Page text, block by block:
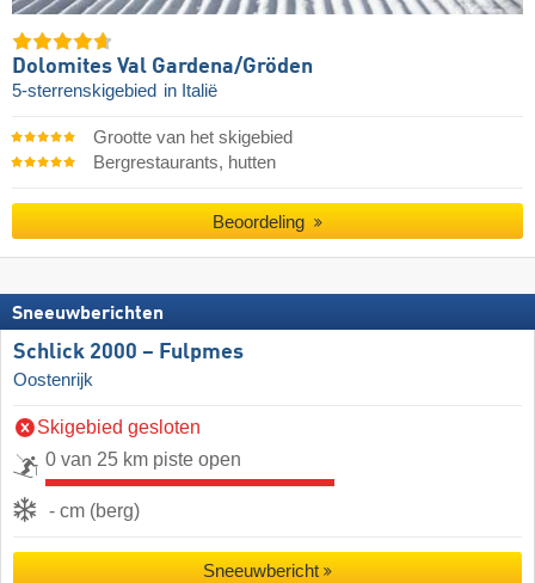
Dolomites Val Gardena/​Gröden
5-sterrenskigebied in Italië
Grootte van het skigebied
Bergrestaurants, hutten
Beoordeling
Sneeuwberichten
Schlick 2000 – Fulpmes
Oostenrijk
Skigebied gesloten
0 van 25 km piste open
- cm (berg)
Sneeuwbericht